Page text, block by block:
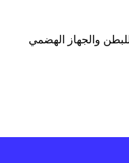
والجهاز الهضمي